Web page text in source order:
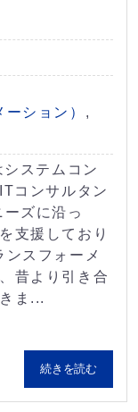
ション） ,
ステムコン
コンサルタン
ズに沿っ
支援しており
スフォーメ
昔より引き合
ま...
続きを読む